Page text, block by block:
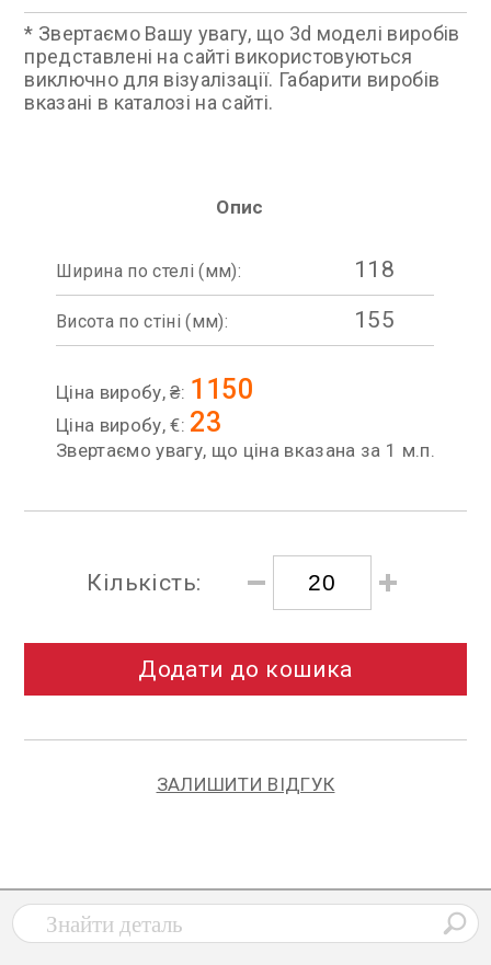
* Звертаємо Вашу увагу, що 3d моделі виробів
представлені на сайті використовуються
виключно для візуалізації. Габарити виробів
вказані в каталозі на сайті.
Опис
Ширина по стелі (мм): 118
Висота по стіні (мм): 155
Ціна виробу, ₴: 1150
Ціна виробу, €: 23
Звертаємо увагу, що ціна вказана за 1 м.п.
Кількість:
Додати до кошика
ЗАЛИШИТИ ВІДГУК